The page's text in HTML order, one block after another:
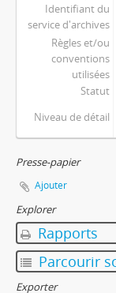
Identifiant du
service d'archives
Règles et/ou
conventions
utilisées
Statut
Niveau de détail
Presse-papier
Ajouter
Explorer
Rapports
Parcourir
Exporter